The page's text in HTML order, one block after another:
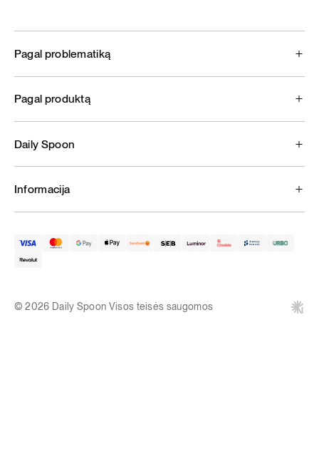
Pagal problematiką
Pagal produktą
Daily Spoon
Informacija
© 2026 Daily Spoon Visos teisės saugomos